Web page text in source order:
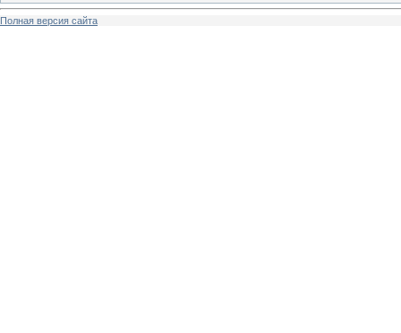
Полная версия сайта